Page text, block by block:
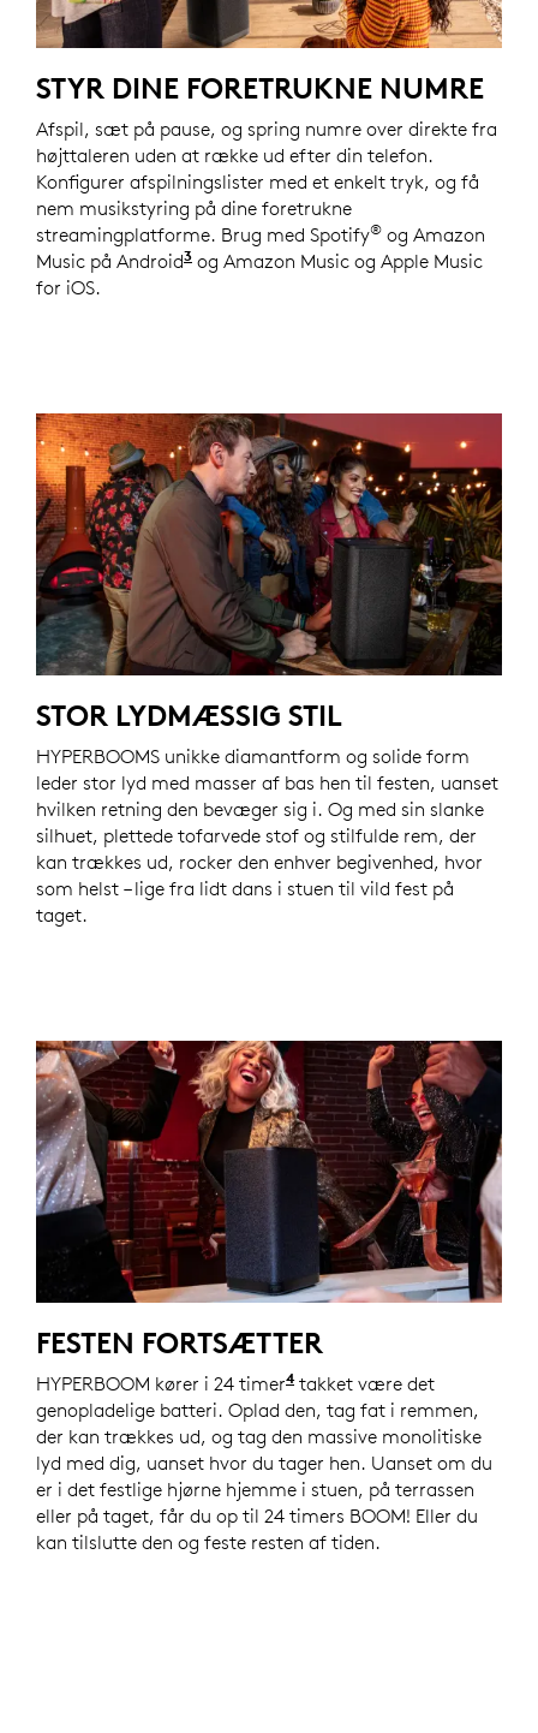
STYR DINE FORETRUKNE NUMRE
Afspil, sæt på pause, og spring numre over direkte fra
højttaleren uden at række ud efter din telefon.
Konfigurer afspilningslister med et enkelt tryk, og få
nem musikstyring på dine foretrukne
streamingplatforme. Brug med Spotify® og Amazon
Music på Android3 Kompatibel med Android-telefoner
og Amazon Music og Apple Music
for iOS.
STOR LYDMÆSSIG STIL
HYPERBOOMS unikke diamantform og solide form
leder stor lyd med masser af bas hen til festen, uanset
hvilken retning den bevæger sig i. Og med sin slanke
silhuet, plettede tofarvede stof og stilfulde rem, der
kan trækkes ud, rocker den enhver begivenhed, hvor
som helst – lige fra lidt dans i stuen til vild fest på
taget.
FESTEN FORTSÆTTER
HYPERBOOM kører i 24 timer4Den faktiske
takket være det
genopladelige batteri. Oplad den, tag fat i remmen,
der kan trækkes ud, og tag den massive monolitiske
lyd med dig, uanset hvor du tager hen. Uanset om du
er i det festlige hjørne hjemme i stuen, på terrassen
eller på taget, får du op til 24 timers BOOM! Eller du
kan tilslutte den og feste resten af tiden.